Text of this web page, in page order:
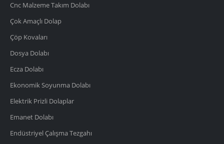
Cnc Malzeme Takım Dolabı
Çok Amaçlı Dolap
Çöp Kovaları
Dosya Dolabı
Ecza Dolabı
Ekonomik Soyunma Dolabı
Elektrik Prizli Dolaplar
Emanet Dolabı
Endüstriyel Çalışma Tezgahı